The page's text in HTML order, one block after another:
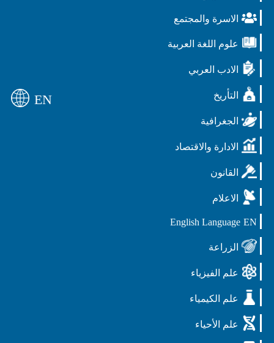
الاسرة والمجتمع
علوم اللغة العربية
الادب العربي
التأريخ
الجغرافية
الادارة والاقتصاد
القانون
الاعلام
EN
English Language
الزراعة
علم الفيزياء
علم الكيمياء
علم الأحياء
EN